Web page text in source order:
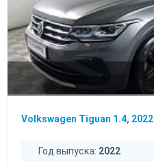
Volkswagen Tiguan 1.4, 2022
Год выпуска: 2022